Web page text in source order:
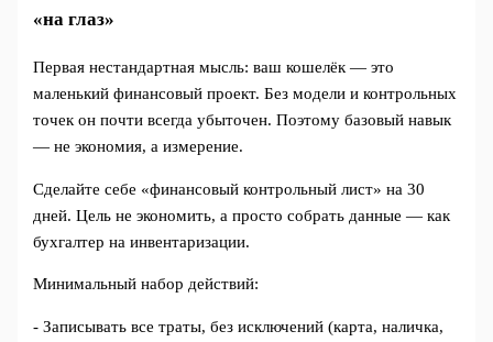
«на глаз»
Первая нестандартная мысль: ваш кошелёк — это
маленький финансовый проект. Без модели и контрольных
точек он почти всегда убыточен. Поэтому базовый навык
— не экономия, а измерение.
Сделайте себе «финансовый контрольный лист» на 30
дней. Цель не экономить, а просто собрать данные — как
бухгалтер на инвентаризации.
Минимальный набор действий:
- Записывать все траты, без исключений (карта, наличка,